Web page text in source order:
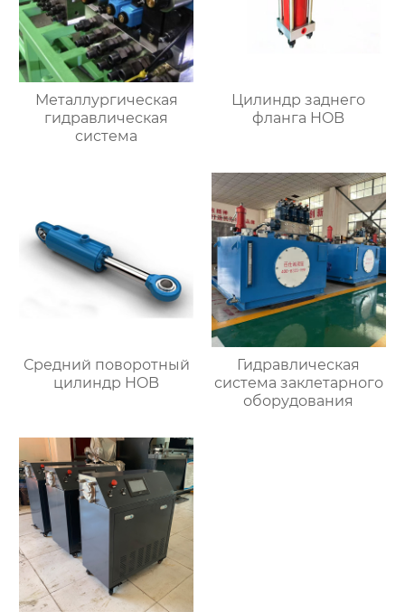
Металлургическая
гидравлическая
система
Цилиндр заднего
фланга HOB
Средний поворотный
цилиндр HOB
Гидравлическая
система заклетарного
оборудования